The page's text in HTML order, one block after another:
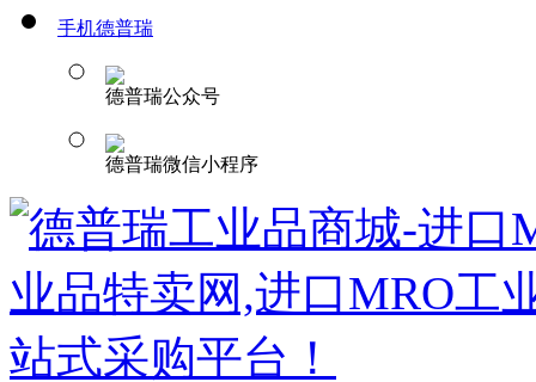
手机德普瑞
德普瑞公众号
德普瑞微信小程序